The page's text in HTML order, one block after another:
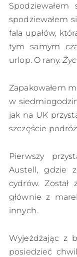
spodziewałem
fala upałów,
tym samym
urlop. O rany.
Zapakowałem
w
jak na UK
szczęście
Pierwszy
Austell, gdzie
cydrów. Został
głównie z
innych.
Wyjeżdżając z
posiedzieć